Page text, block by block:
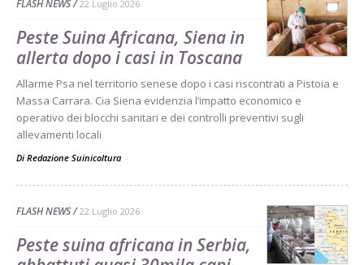
FLASH NEWS 22 Luglio 2026
Peste Suina Africana, Siena in
allerta dopo i casi in Toscana
Allarme Psa nel territorio senese dopo i casi riscontrati a Pistoia e
Massa Carrara. Cia Siena evidenzia l’impatto economico e
operativo dei blocchi sanitari e dei controlli preventivi sugli
allevamenti locali
Di Redazione Suinicoltura -
FLASH NEWS 22 Luglio 2026
Peste suina africana in Serbia,